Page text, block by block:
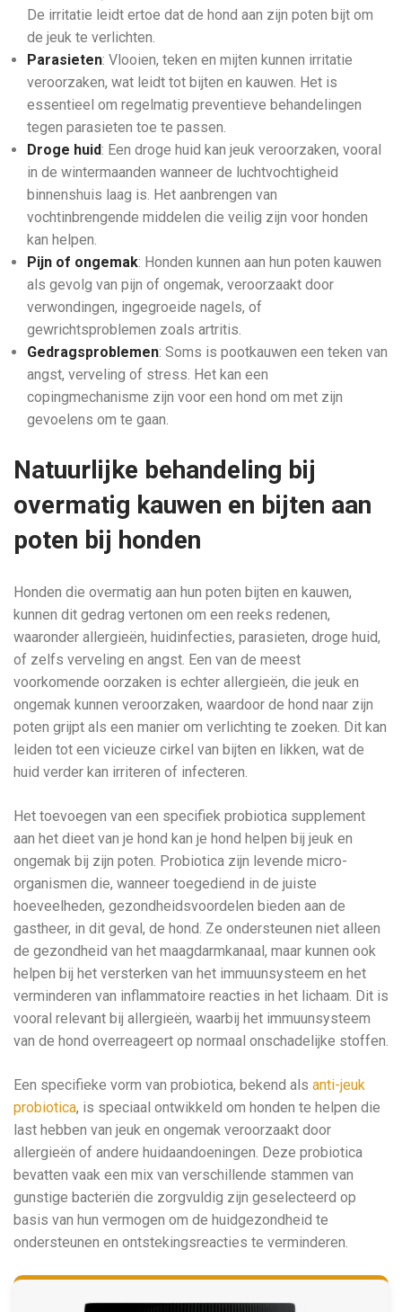
De irritatie leidt ertoe dat de hond aan zijn poten bijt om
de jeuk te verlichten.
Parasieten: Vlooien, teken en mijten kunnen irritatie
veroorzaken, wat leidt tot bijten en kauwen. Het is
essentieel om regelmatig preventieve behandelingen
tegen parasieten toe te passen.
Droge huid: Een droge huid kan jeuk veroorzaken, vooral
in de wintermaanden wanneer de luchtvochtigheid
binnenshuis laag is. Het aanbrengen van
vochtinbrengende middelen die veilig zijn voor honden
kan helpen.
Pijn of ongemak: Honden kunnen aan hun poten kauwen
als gevolg van pijn of ongemak, veroorzaakt door
verwondingen, ingegroeide nagels, of
gewrichtsproblemen zoals artritis.
Gedragsproblemen: Soms is pootkauwen een teken van
angst, verveling of stress. Het kan een
copingmechanisme zijn voor een hond om met zijn
gevoelens om te gaan.
Natuurlijke behandeling bij
overmatig kauwen en bijten aan
poten bij honden
Honden die overmatig aan hun poten bijten en kauwen,
kunnen dit gedrag vertonen om een reeks redenen,
waaronder allergieën, huidinfecties, parasieten, droge huid,
of zelfs verveling en angst. Een van de meest
voorkomende oorzaken is echter allergieën, die jeuk en
ongemak kunnen veroorzaken, waardoor de hond naar zijn
poten grijpt als een manier om verlichting te zoeken. Dit kan
leiden tot een vicieuze cirkel van bijten en likken, wat de
huid verder kan irriteren of infecteren.
Het toevoegen van een specifiek probiotica supplement
aan het dieet van je hond kan je hond helpen bij jeuk en
ongemak bij zijn poten. Probiotica zijn levende micro-
organismen die, wanneer toegediend in de juiste
hoeveelheden, gezondheidsvoordelen bieden aan de
gastheer, in dit geval, de hond. Ze ondersteunen niet alleen
de gezondheid van het maagdarmkanaal, maar kunnen ook
helpen bij het versterken van het immuunsysteem en het
verminderen van inflammatoire reacties in het lichaam. Dit is
vooral relevant bij allergieën, waarbij het immuunsysteem
van de hond overreageert op normaal onschadelijke stoffen.
Een specifieke vorm van probiotica, bekend als anti-jeuk
probiotica, is speciaal ontwikkeld om honden te helpen die
last hebben van jeuk en ongemak veroorzaakt door
allergieën of andere huidaandoeningen. Deze probiotica
bevatten vaak een mix van verschillende stammen van
gunstige bacteriën die zorgvuldig zijn geselecteerd op
basis van hun vermogen om de huidgezondheid te
ondersteunen en ontstekingsreacties te verminderen.